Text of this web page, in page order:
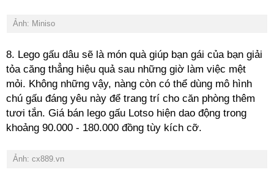
Ảnh: Miniso
8. Lego gấu dâu sẽ là món quà giúp bạn gái của bạn giải
tỏa căng thẳng hiệu quả sau những giờ làm việc mệt
mỏi. Không những vậy, nàng còn có thể dùng mô hình
chú gấu đáng yêu này để trang trí cho căn phòng thêm
tươi tắn. Giá bán lego gấu Lotso hiện dao động trong
khoảng 90.000 - 180.000 đồng tùy kích cỡ.
Ảnh: cx889.vn